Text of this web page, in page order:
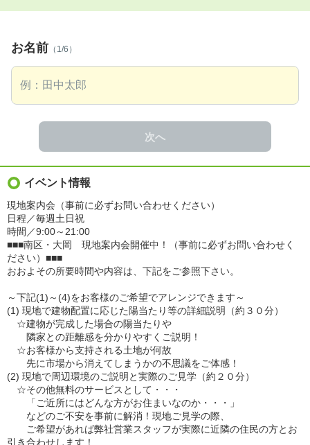
お名前 （1/6）
次へ
イベント情報
現地案内会（事前に必ずお問い合わせください）
日程／毎週土日祝
時間／9:00～21:00
■■■南区・大岡 現地案内会開催中！（事前に必ずお問い合わせく
ださい）■■■
おおよその所要時間や内容は、下記をご参照下さい。
～下記(1)～(4)をお客様のご希望でアレンジできます～
(1) 現地で建物配置に応じた陽当たり等の詳細説明（約３０分）
☆建物が完成した場合の陽当たりや
隣家との距離感を分かりやすくご説明！
☆お客様から支持される土地が何故
先に市場から消えてしまうかの不思議をご体感！
(2) 現地で周辺環境のご説明と実際のご見学（約２０分）
☆その他無料のサービスとして・・・
「ご近所にはどんな方がお住まいなのか・・・」
などのご不安を事前に解消！現地ご見学の際、
ご希望があれば弊社営業スタッフが実際に近隣の住民の方とお
引き合わせします！